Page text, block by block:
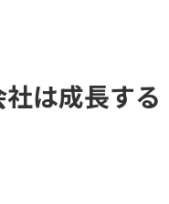
は成長する